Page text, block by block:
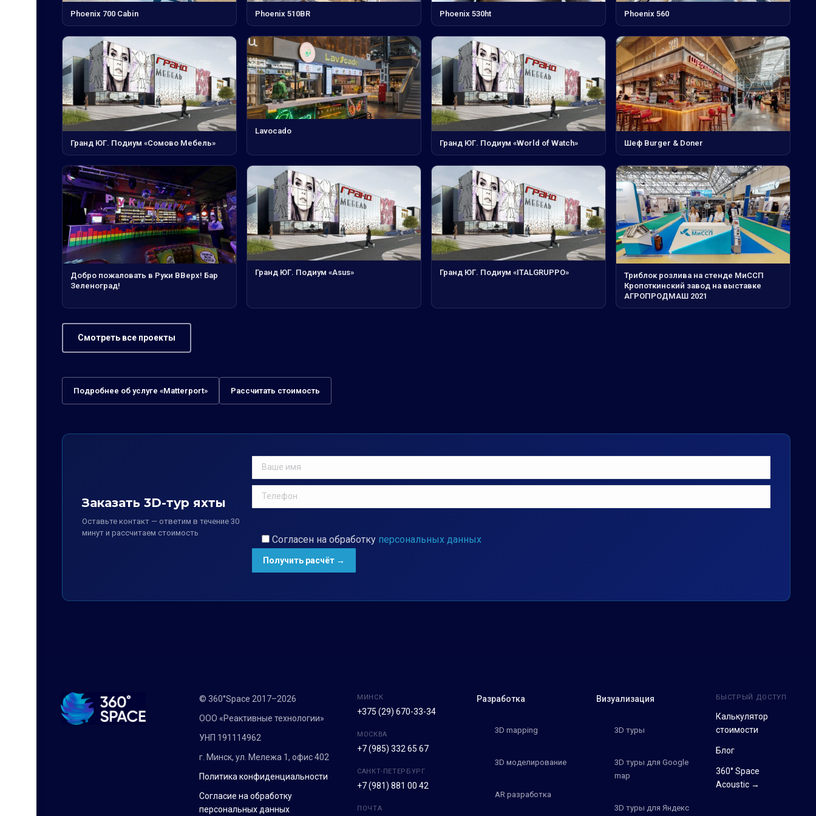
Phoenix 700 Cabin Phoenix 510BR Phoenix 530ht Phoenix 560
Гранд ЮГ. Подиум «Сомово Мебель»
Lavocado
Гранд ЮГ. Подиум «World of Watch»
Шеф Burger & Doner
Добро пожаловать в Руки ВВерх! Бар
Зеленоград!
Гранд ЮГ. Подиум «Asus» Гранд ЮГ. Подиум «ITALGRUPPO»
Триблок розлива на стенде МиССП
Кропоткинский завод на выставке
АГРОПРОДМАШ 2021
Смотреть все проекты
Подробнее об услуге «Matterport» Рассчитать стоимость
Заказать 3D-тур яхты
Оставьте контакт — ответим в течение 30
минут и рассчитаем стоимость
Согласен на обработку персональных данных
© 360°Space 2017–2026
ООО «Реактивные технологии»
УНП 191114962
г. Минск, ул. Мележа 1, офис 402
Политика конфиденциальности
Согласие на обработку
персональных данных
МИНСК
+375 (29) 670-33-34
МОСКВА
+7 (985) 332 65 67
САНКТ-ПЕТЕРБУРГ
+7 (981) 881 00 42
ПОЧТА
Разработка
3D mapping
3D моделирование
AR разработка
Визуализация
3D туры
3D туры для Google
map
3D туры для Яндекс
БЫСТРЫЙ ДОСТУП
Калькулятор
стоимости
Блог
360° Space
Acoustic →